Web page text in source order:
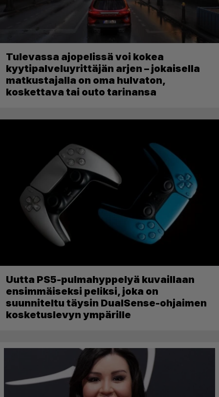
Tulevassa ajopelissä voi kokea
kyytipalveluyrittäjän arjen – jokaisella
matkustajalla on oma hulvaton,
koskettava tai outo tarinansa
Uutta PS5-pulmahyppelyä kuvaillaan
ensimmäiseksi peliksi, joka on
suunniteltu täysin DualSense-ohjaimen
kosketuslevyn ympärille